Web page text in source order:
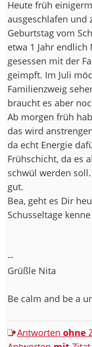
Heute früh
ausgeschlafen und
Geburtstag vom
etwa 1 Jahr
gesessen mit der
geimpft. Im Juli
Familienzweig
braucht es aber
Ab morgen früh
das wird
da echt Energie
Frühschicht, da es
schwül werden
gut.
Bea, geht es Dir
Schusseltage
--
Grüßle Nita
Be calm and be a
Antworten ohne